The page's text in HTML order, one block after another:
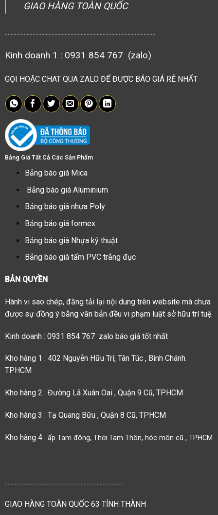
GIAO HÀNG TOÀN QUỐC
.......................................................................................................
Kinh doanh 1 : 0931 854 767 (zalo)
GỌI HOẶC CHAT QUA ZALO ĐỂ ĐƯỢC BÁO GIÁ RẺ NHẤT
Bảng Giá Tất Cả Các Sản Phẩm
Bảng báo giá Mica
Bảng báo giá Aluminium
Bảng báo giá nhựa Poly
Bảng báo giá formex
Bảng báo giá Nhựa kỹ thuật
Bảng báo giá tấm PVC trắng đục
BẢN QUYỀN
Hành vi sao chép, đăng tải lại nội dung trên website mà chưa
được sự đồng ý bằng văn bản đều vi phạm luật sở hữu trí tuệ.
Kinh doanh : 0931 854 767 zalo báo giá tốt nhất
Kho hàng 1 : 402 Nguyễn Hữu Trí, Tân Túc , Bình Chánh.
TPHCM
Kho hàng 2 : Đường Lã Xuân Oai , Quận 9 Cũ, TPHCM
Kho hàng 3 : Tạ Quang Bữu , Quận 8 Cũ, TPHCM
Kho hàng 4 : ấp Tam đông, Thới Tam Thôn, hóc môn cũ , TPHCM
.................................................................................
GIAO HÀNG TOÀN QUỐC 63 TỈNH THÀNH